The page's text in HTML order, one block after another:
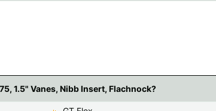
1.5" Vanes, Nibb Insert, Flachnock?